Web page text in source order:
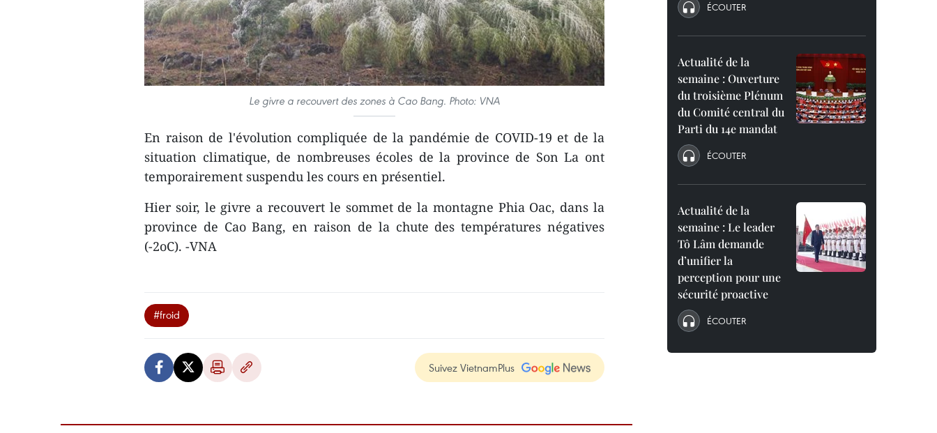
Le givre a recouvert des zones à Cao Bang. Photo: VNA
En raison de l'évolution compliquée de la pandémie de COVID-19 et de la
situation climatique, de nombreuses écoles de la province de Son La ont
temporairement suspendu les cours en présentiel.
Hier soir, le givre a recouvert le sommet de la montagne Phia Oac, dans la
province de Cao Bang, en raison de la chute des températures négatives
(-2oC). -VNA
#froid
Suivez VietnamPlus
ÉCOUTER
Actualité de la
semaine : Ouverture
du troisième Plénum
du Comité central du
Parti du 14e mandat
ÉCOUTER
Actualité de la
semaine : Le leader
Tô Lâm demande
d’unifier la
perception pour une
sécurité proactive
ÉCOUTER